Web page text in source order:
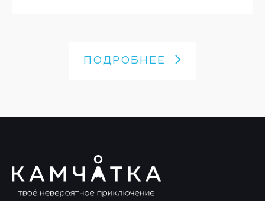
ПОДРОБНЕЕ